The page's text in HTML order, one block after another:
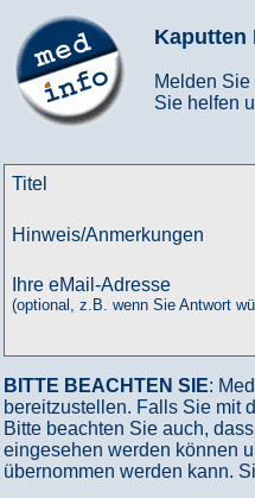
Kaputten
Melden
Sie helfen
Titel
Hinweis/Anmerkungen
Ihre eMail-Adresse
(optional, z.B. wenn Sie Antwort
BITTE BEACHTEN SIE:
bereitzustellen. Falls Sie mit
Bitte beachten Sie auch,
eingesehen werden können
übernommen werden kann.